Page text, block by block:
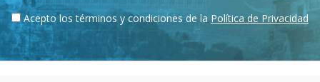
Acepto los términos y condiciones de la Política de Privacidad